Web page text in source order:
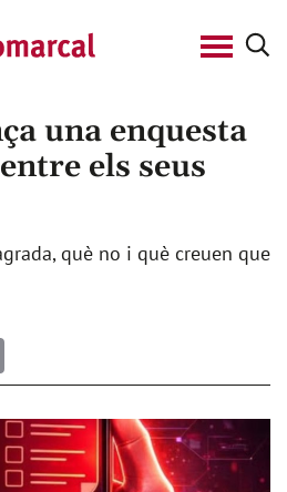
Cerca
una enquesta
els seus
què no i què creuen que